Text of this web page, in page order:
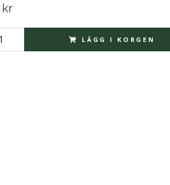
kr
LÄGG I KORGEN